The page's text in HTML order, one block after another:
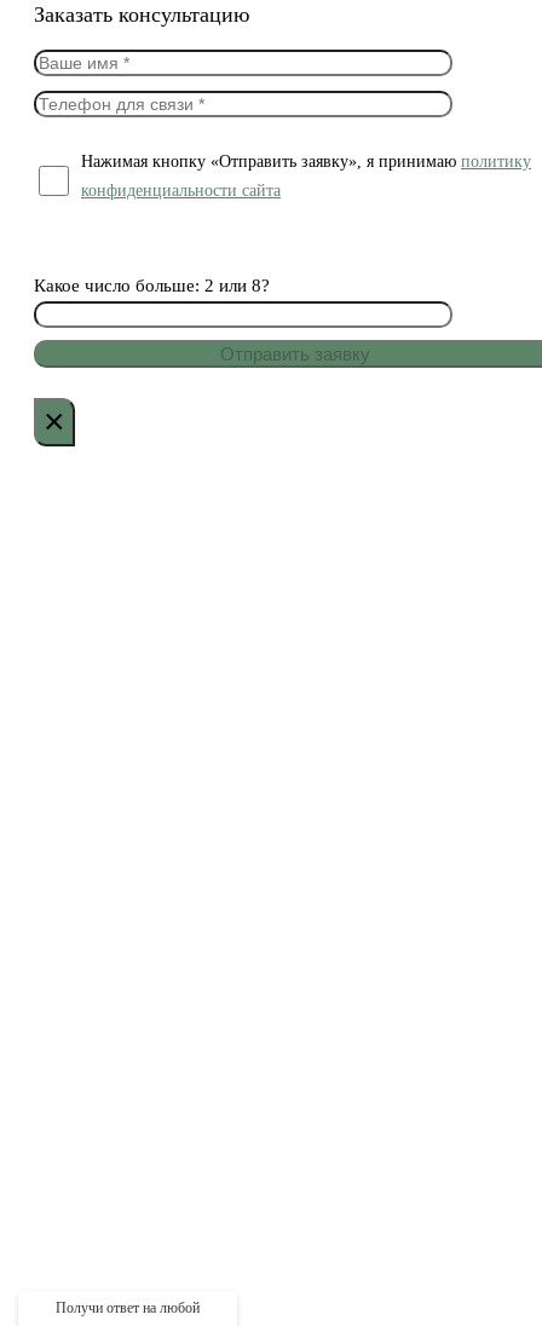
Заказать консультацию
Нажимая кнопку «Отправить заявку», я принимаю политику
конфиденциальности сайта
Какое число больше: 2 или 8?
×
Получи ответ на любой